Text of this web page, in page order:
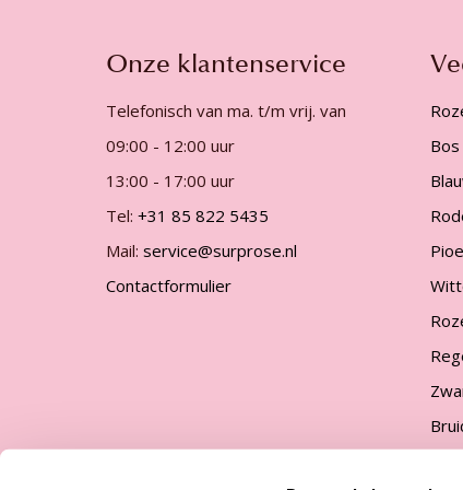
Onze klantenservice
Telefonisch van ma. t/m vrij. van
09:00 - 12:00 uur
13:00 - 17:00 uur
Tel: +31 85 822 5435
Mail: service@surprose.nl
Contactformulier